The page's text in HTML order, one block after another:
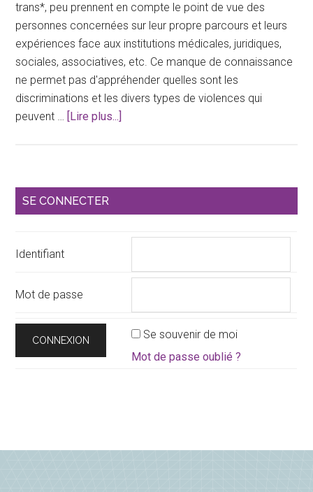
trans*, peu prennent en compte le point de vue des
personnes concernées sur leur propre parcours et leurs
expériences face aux institutions médicales, juridiques,
sociales, associatives, etc. Ce manque de connaissance
ne permet pas d'appréhender quelles sont les
discriminations et les divers types de violences qui
peuvent … [Lire plus...]
face
témoignage !
Barre
principale
SE CONNECTER
Identifiant
Mot de passe
Se souvenir de moi
Mot de passe oublié ?